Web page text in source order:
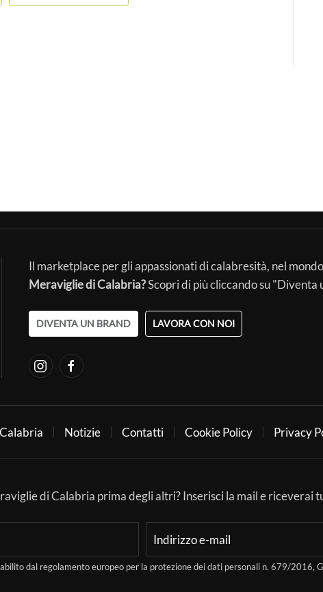
Il marketplace per gli appassionati di calabresità, nel
Meraviglie di Calabria?Scopri di più cliccando su "Diventa
DIVENTA UN BRAND LAVORA CON NOI
Notizie Contatti Cookie Policy Privacy
di Calabria prima degli altri? Inserisci la mail e riceverai
dal regolamento europeo per la protezione dei dati personali n. 679/2016,